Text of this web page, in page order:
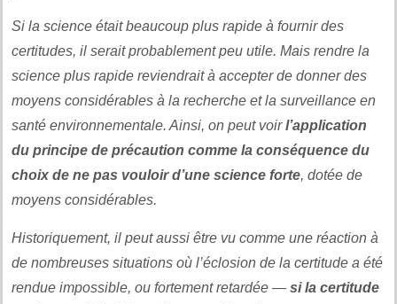
Si la science était beaucoup plus rapide à fournir des
certitudes, il serait probablement peu utile. Mais rendre la
science plus rapide reviendrait à accepter de donner des
moyens considérables à la recherche et la surveillance en
santé environnementale. Ainsi, on peut voirl’application
du principe de précaution comme la conséquence du
choix de ne pas vouloir d’une science forte, dotée de
moyens considérables.
Historiquement, il peut aussi être vu comme une réaction à
de nombreuses situations où l’éclosion de la certitude a été
rendue impossible, ou fortement retardée — si la certitude